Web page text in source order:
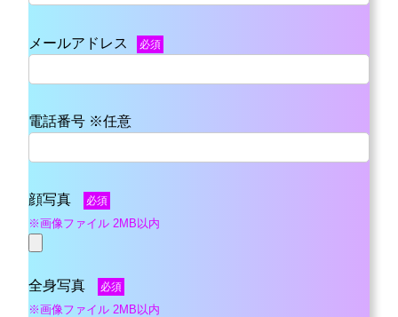
メールアドレス 必須
電話番号 ※任意
顔写真 必須
※画像ファイル 2MB以内
全身写真 必須
※画像ファイル 2MB以内